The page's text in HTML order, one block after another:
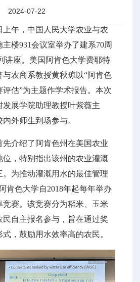
2024-07-22
上午，中国人民大学农业与农
楼931会议室举办了建系70周
讲座。美国阿肯色大学费耶特
农商系教授黄秋琼以“阿肯色
估”为主题作学术报告。本次
发展学院助理教授叶紫薇主
外师生到场参与。
先介绍了阿肯色州在美国农业
位，特别指出该州的农业灌溉
。为推动灌溉用水的最佳管理
肯色大学自2018年起每年举办
竞赛。该竞赛分为稻米、玉米
民自主报名参与，旨在通过奖
，鼓励用水效率高的农民。